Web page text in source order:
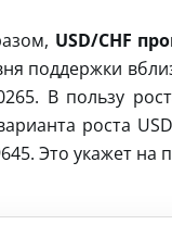
USD/CHF
поддержки
В пользу
роста
Это укажет